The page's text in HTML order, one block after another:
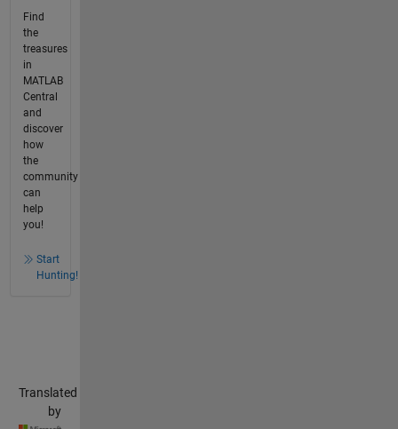
Find
the
treasures
in
MATLAB
Central
and
discover
how
the
community
can
help
you!
Start
Hunting!
Translated
by